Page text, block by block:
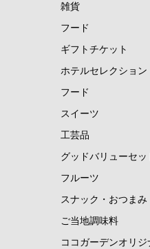
雑貨
フード
ギフトチケット
ホテルセレクション
フード
スイーツ
工芸品
グッドバリューセッ
フルーツ
スナック・おつまみ
ご当地調味料
ココガーデンオリジ